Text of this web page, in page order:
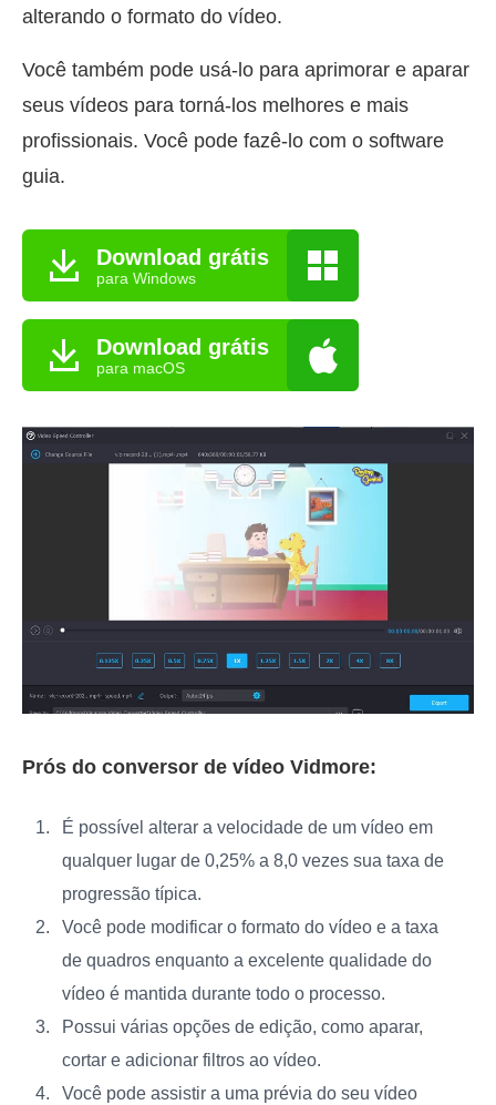
alterando o formato do vídeo.
Você também pode usá-lo para aprimorar e aparar
seus vídeos para torná-los melhores e mais
profissionais. Você pode fazê-lo com o software
guia.
Download grátis
para Windows
Download grátis
para macOS
Prós do conversor de vídeo Vidmore:
É possível alterar a velocidade de um vídeo em
qualquer lugar de 0,25% a 8,0 vezes sua taxa de
progressão típica.
Você pode modificar o formato do vídeo e a taxa
de quadros enquanto a excelente qualidade do
vídeo é mantida durante todo o processo.
Possui várias opções de edição, como aparar,
cortar e adicionar filtros ao vídeo.
Você pode assistir a uma prévia do seu vídeo